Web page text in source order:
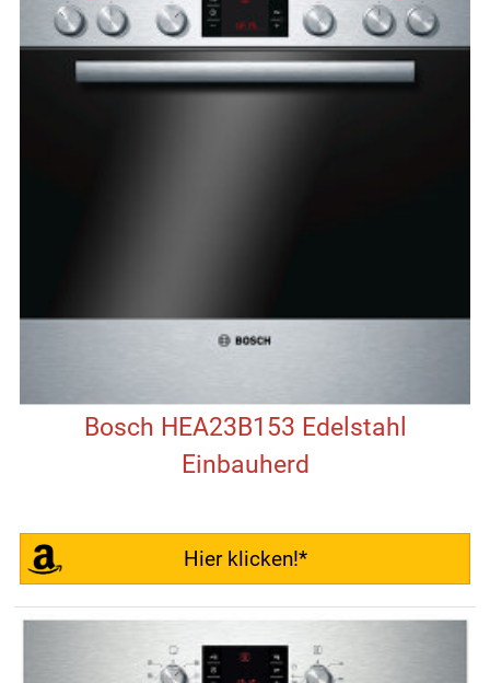
Bosch HEA23B153 Edelstahl
Einbauherd
Hier klicken!*